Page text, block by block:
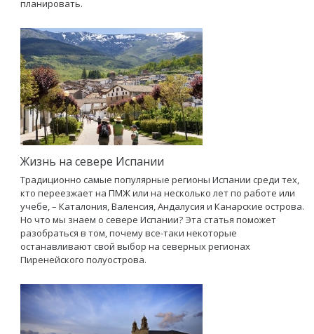
планировать.
Жизнь на севере Испании
Традиционно самые популярные регионы Испании среди тех,
кто переезжает на ПМЖ или на несколько лет по работе или
учебе, – Каталония, Валенсия, Андалусия и Канарские острова.
Но что мы знаем о севере Испании? Эта статья поможет
разобраться в том, почему все-таки некоторые
останавливают свой выбор на северных регионах
Пиренейского полуострова.